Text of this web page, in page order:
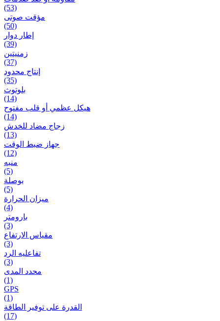
(53)
مؤقت صوتی
(50)
إطار دوار
(39)
زمنیتین
(37)
إنتاج محدود
(35)
بلوتوث
(14)
هيكل عظمي أو قلب مفتوح
(14)
زجاج مضاد للخدش
(13)
جهاز ضبط الوقت
(12)
منبه
(5)
بوصلة
(5)
ميزان الحرارة
(4)
بارومتر
(3)
مقياس الارتفاع
(3)
تفاعلیه الرد
(3)
محدد المدى
(1)
GPS
(1)
القدرة على توفير الطاقة
(17)